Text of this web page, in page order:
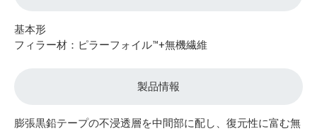
基本形
フィラー材：ピラーフォイル™+無機繊維
製品情報
膨張黒鉛テープの不浸透層を中間部に配し、復元性に富む無